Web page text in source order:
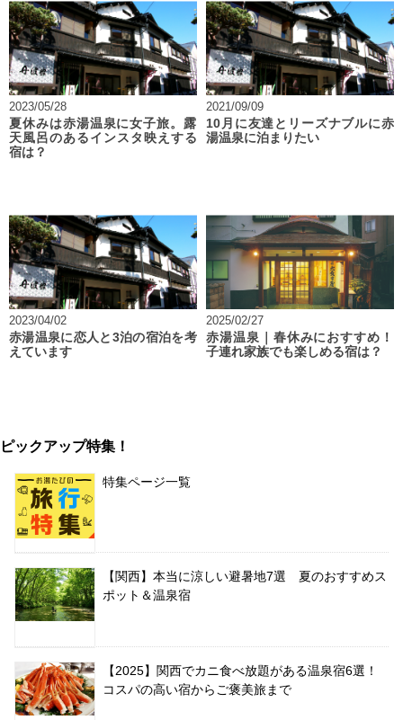
2023/05/28
夏休みは赤湯温泉に女子旅。露
天風呂のあるインスタ映えする
宿は？
2021/09/09
10月に友達とリーズナブルに赤
湯温泉に泊まりたい
2023/04/02
赤湯温泉に恋人と3泊の宿泊を考
えています
2025/02/27
赤湯温泉｜春休みにおすすめ！
子連れ家族でも楽しめる宿は？
ピックアップ特集！
特集ページ一覧
【関西】本当に涼しい避暑地7選 夏のおすすめス
ポット＆温泉宿
【2025】関西でカニ食べ放題がある温泉宿6選！
コスパの高い宿からご褒美旅まで